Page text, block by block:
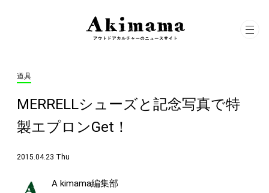
道具
MERRELLシューズと記念写真で特
製エプロンGet！
2015.04.23 Thu
A kimama編集部